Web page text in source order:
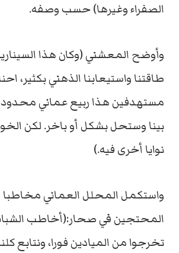
الصفراء وغيرها) حسب وصفه.
وأوضح المعشني (وكان هذا
طاقتنا واستيعابنا الذهني بكثير،
مستهدفين هذا ربيع عماني
بينا وستحل بشكل أو باخر. لكن
نوايا أخرى فيه.)
واستكمل المحلل العماني مخاطبا
المحتجين في صحار:(أخاطب
تخرجوا من الميادين فورا، ونتابع